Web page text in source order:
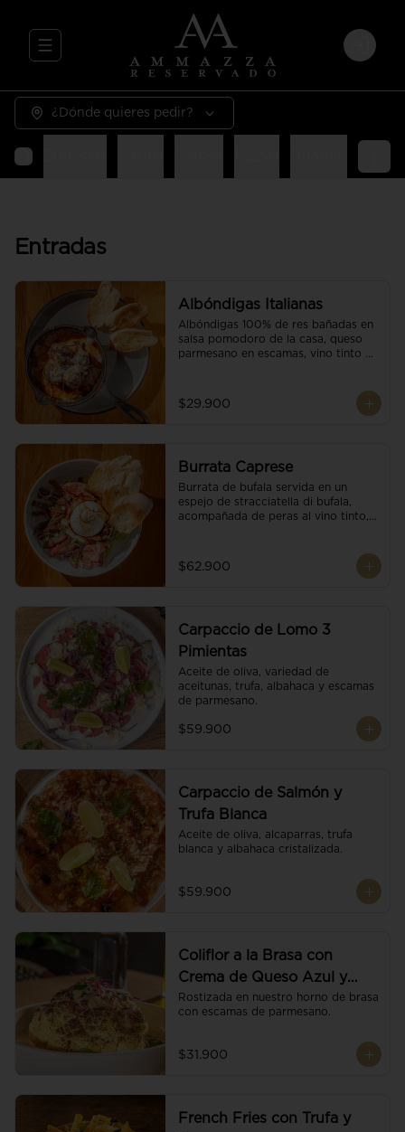
Abrir menu de navegación Login
¿Dónde quieres pedir?
Entradas
Albóndigas Italianas
Albóndigas 100% de res bañadas en
salsa pomodoro de la casa, queso
parmesano en escamas, vino tinto y
$29.900
Burrata Caprese
Burrata de bufala servida en un
espejo de stracciatella di bufala,
acompañada de peras al vino tinto,
pesto y reducción de balsámico.
$62.900
Carpaccio de Lomo 3
Pimientas
Aceite de oliva, variedad de
aceitunas, trufa, albahaca y escamas
de parmesano.
$59.900
Carpaccio de Salmón y
Trufa Blanca
Aceite de oliva, alcaparras, trufa
blanca y albahaca cristalizada.
$59.900
Coliflor a la Brasa con
Crema de Queso Azul y
Vino
Rostizada en nuestro horno de brasa
con escamas de parmesano.
$31.900
French Fries con Trufa y